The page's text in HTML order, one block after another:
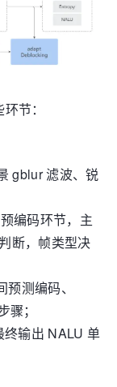
节：
gblur 滤波、锐
编码环节，主
断，帧类型决
测编码、
；
输出 NALU 单